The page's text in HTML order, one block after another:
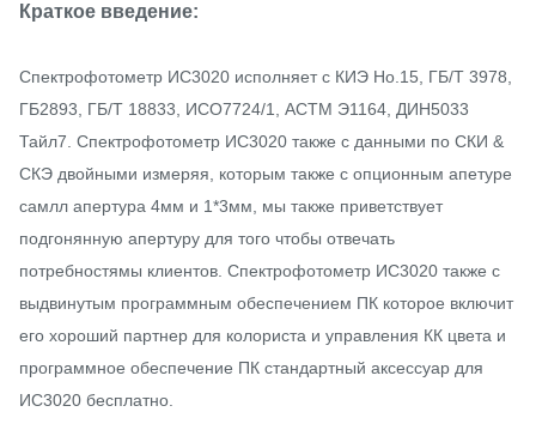
Краткое введение:
Спектрофотометр ИС3020 исполняет с КИЭ Но.15, ГБ/Т 3978,
ГБ2893, ГБ/Т 18833, ИСО7724/1, АСТМ Э1164, ДИН5033
Тайл7. Спектрофотометр ИС3020 также с данными по СКИ &
СКЭ двойными измеряя, которым также с опционным апетуре
самлл апертура 4мм и 1*3мм, мы также приветствует
подгонянную апертуру для того чтобы отвечать
потребностямы клиентов. Спектрофотометр ИС3020 также с
выдвинутым программным обеспечением ПК которое включит
его хороший партнер для колориста и управления КК цвета и
программное обеспечение ПК стандартный аксессуар для
ИС3020 бесплатно.